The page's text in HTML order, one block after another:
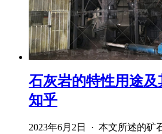
石灰岩的特性用途
知乎
2023年6月2日 · 本文所述的矿